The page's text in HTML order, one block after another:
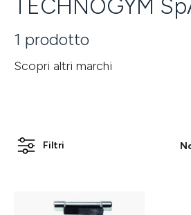
TECHNOGYM
1 prodotto
Scopri altri marchi
Filtri